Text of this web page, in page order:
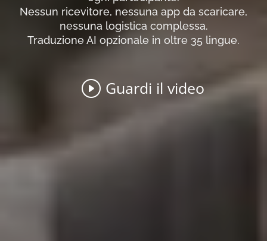
Nessun ricevitore, nessuna app da scaricare,
nessuna logistica complessa.
Traduzione AI opzionale in oltre 35 lingue.
Guardi il video